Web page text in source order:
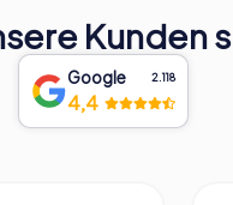
Kunden
Google 2.118
4,4